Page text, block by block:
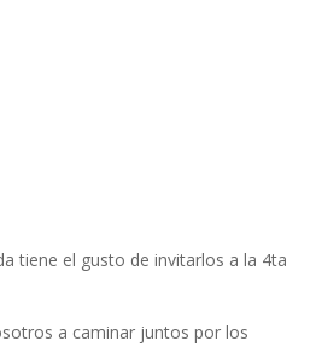
tiene el gusto de invitarlos a la 4ta
a caminar juntos por los